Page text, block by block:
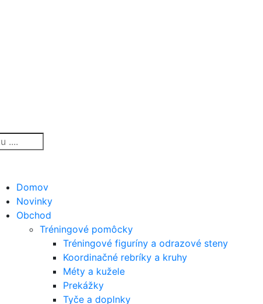
Domov
Novinky
Obchod
Tréningové pomôcky
Tréningové figuríny a odrazové steny
Koordinačné rebríky a kruhy
Méty a kužele
Prekážky
Tyče a doplnky